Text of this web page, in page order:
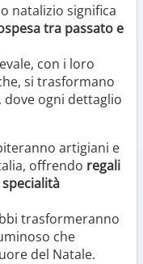
natalizio significa
tra passato e
con i loro
si trasformano
, dove ogni dettaglio
artigiani e
offrendo regali
trasformeranno
che
del Natale.